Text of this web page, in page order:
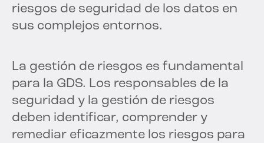
riesgos de seguridad de los datos en
sus complejos entornos.
La gestión de riesgos es fundamental
para la GDS. Los responsables de la
seguridad y la gestión de riesgos
deben identificar, comprender y
remediar eficazmente los riesgos para